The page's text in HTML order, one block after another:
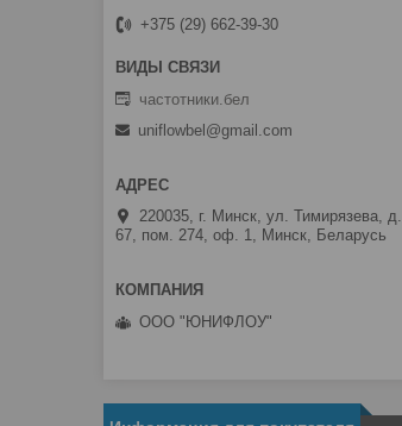
+375 (29) 662-39-30
частотники.бел
uniflowbel@gmail.com
220035, г. Минск, ул. Тимирязева, д.
67, пом. 274, оф. 1, Минск, Беларусь
ООО "ЮНИФЛОУ"